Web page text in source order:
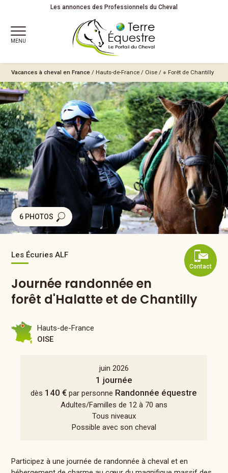
Les annonces des Professionnels du Cheval
MENU
Vacances à cheval en France / Hauts-de-France / Oise /※ Forêt de Chantilly
6 PHOTOS
Contact
Les Écuries ALF
Journée randonnée en
forêt d'Halatte et de Chantilly
juin 2026
1 journée
dès 140 € par personne Randonnée équestre
Adultes/Familles de 12 à 70 ans
Tous niveaux
Possible avec son cheval
Hauts-de-France
OISE
Participez à une journée de randonnée à cheval et en